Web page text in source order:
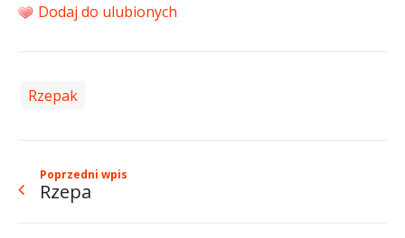
Dodaj do ulubionych
Rzepak
Poprzedni wpis
Rzepa